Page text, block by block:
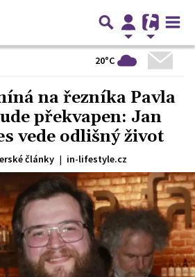
20°C
na řezníka Pavla
překvapen: Jan
vede odlišný život
články | in-lifestyle.cz